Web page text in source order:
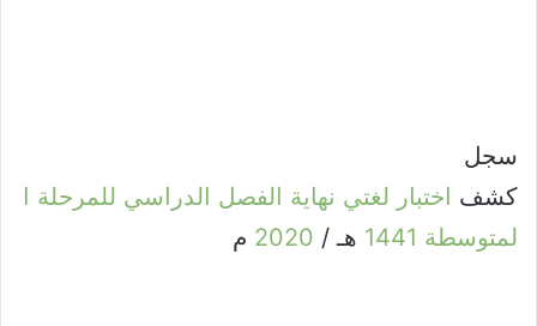
سجل
كشف اختبار لغتي نهاية الفصل الدراسي للمرحلة
لمتوسطة 1441 هـ / 2020 م